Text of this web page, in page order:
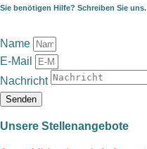
Sie benötigen Hilfe? Schreiben Sie uns.
Name
E-Mail
Nachricht
Senden
Unsere Stellenangebote